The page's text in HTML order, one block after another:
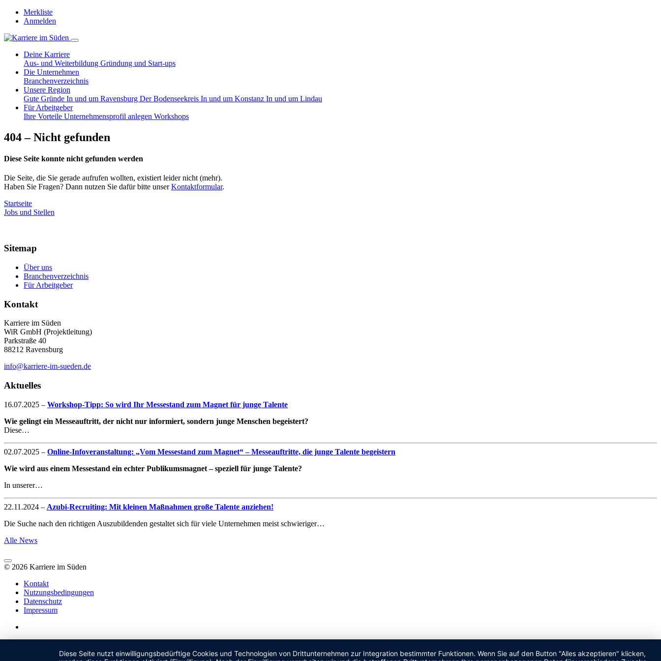
Merkliste
Anmelden
Deine Karriere
Aus- und Weiterbildung Gründung und Start-ups
Die Unternehmen
Branchenverzeichnis
Unsere Region
Gute Gründe In und um Ravensburg Der Bodenseekreis In und um Konstanz In und um Lindau
Für Arbeitgeber
Ihre Vorteile Unternehmensprofil anlegen Workshops
404 – Nicht gefunden
Diese Seite konnte nicht gefunden werden
Die Seite, die Sie gerade aufrufen wollten, existiert leider nicht (mehr).
Haben Sie Fragen? Dann nutzen Sie dafür bitte unserKontaktformular.
Startseite
Jobs und Stellen
Sitemap
Über uns
Branchenverzeichnis
Für Arbeitgeber
Kontakt
Karriere im Süden
WiR GmbH (Projektleitung)
Parkstraße 40
88212 Ravensburg
info@karriere-im-sueden.de
Aktuelles
16.07.2025 – Workshop-Tipp: So wird Ihr Messestand zum Magnet für junge Talente
Wie gelingt ein Messeauftritt, der nicht nur informiert, sondern junge Menschen begeistert?
Diese…
02.07.2025 – Online-Infoveranstaltung: „Vom Messestand zum Magnet“ – Messeauftritte, die junge Talente begeistern
Wie wird aus einem Messestand ein echter Publikumsmagnet – speziell für junge Talente?
In unserer…
22.11.2024 – Azubi-Recruiting: Mit kleinen Maßnahmen große Talente anziehen!
Die Suche nach den richtigen Auszubildenden gestaltet sich für viele Unternehmen meist schwieriger…
Alle News
© 2026 Karriere im Süden
Kontakt
Nutzungsbedingungen
Datenschutz
Impressum
Diese Seite nutzt einwilligungsbedürftige Cookies und Technologien von Drittunternehmen zur Integration bestimmter Funktionen. Wenn Sie auf den Button "Alles akzeptieren" klicken,